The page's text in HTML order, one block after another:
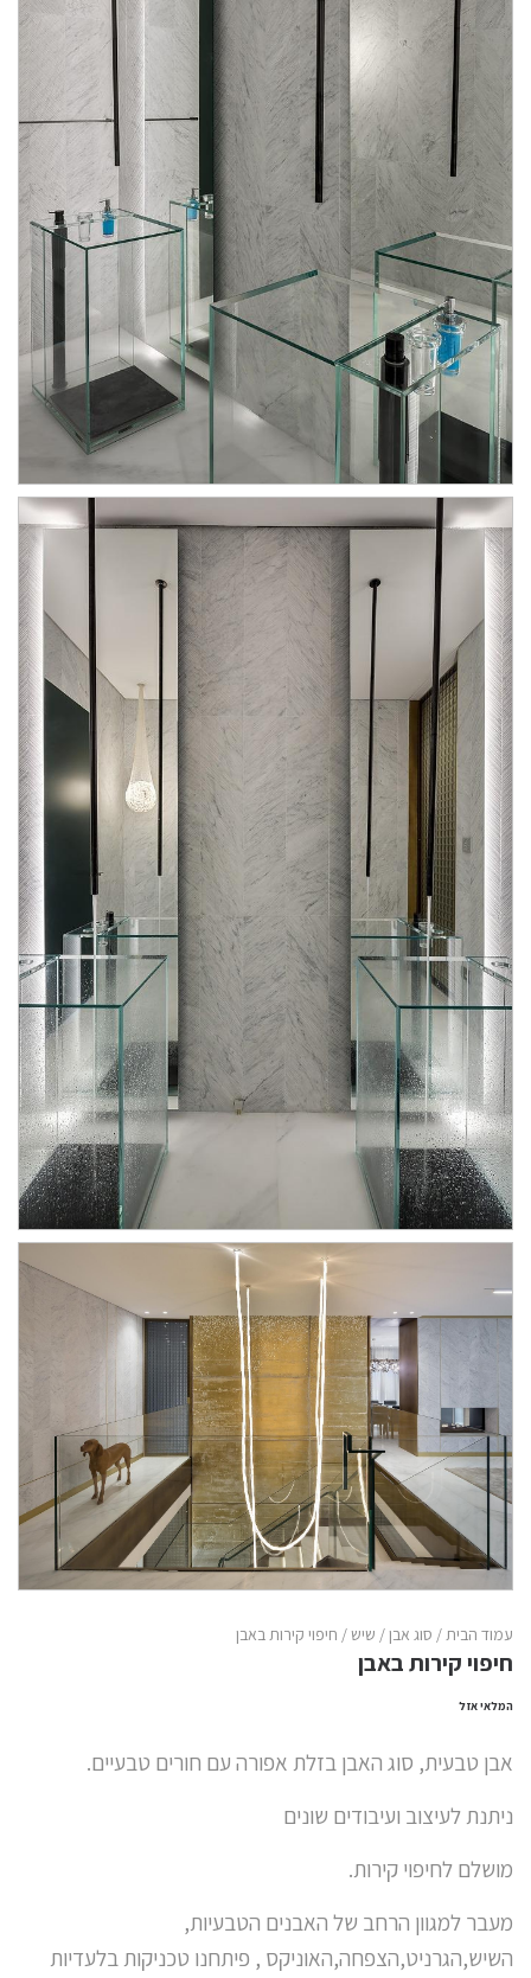
עמוד הבית/ סוג אבן/ שיש/ חיפוי קירות באבן
חיפוי קירות באבן
המלאי אזל
אבן טבעית, סוג האבן בזלת אפורה עם חורים טבעיים.
ניתנת לעיצוב ועיבודים שונים
מושלם לחיפוי קירות.
מעבר למגוון הרחב של האבנים הטבעיות,
השיש,הגרניט,הצפחה,האוניקס , פיתחנו טכניקות בלעדיות